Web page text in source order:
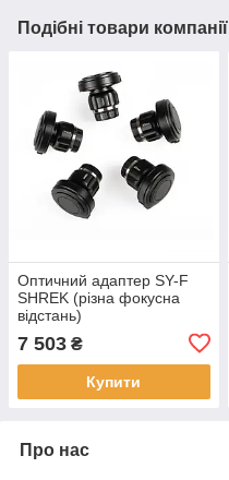
Подібні товари компанії
Оптичний адаптер SY-F
SHREK (різна фокусна
відстань)
7 503 ₴
Купити
Про нас